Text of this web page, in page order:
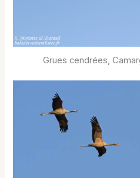
Grues cendrées,